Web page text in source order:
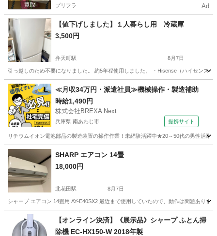
プリフラ Ad
【値下げしました】１人暮らし用 冷蔵庫
3,500円
弁天町駅 8月7日
引っ越しのため不要になりました。 約5年程使用しました。 ・Hisense（ハイセンス
大阪 大阪市 弁天町駅 キッチン家電
≪月収34万円・派遣社員≫機械操作・製造補助
時給1,490円
株式会社BREXA Next
兵庫県 南あわじ市 提携サイト
リチウムイオン電池部品の製造装置の操作作業！未経験活躍中★20～50代の男性活
兵庫 南あわじ市
SHARP エアコン 14畳
18,000円
北花田駅 8月7日
シャープ エアコン 14畳用 AY-E40SX2 最近まで使用していたので、動作は問題ありま
北花田駅 季節、空調家電
【オンライン決済】《展示品》シャープ ふとん掃
除機 EC-HX150-W 2018年製